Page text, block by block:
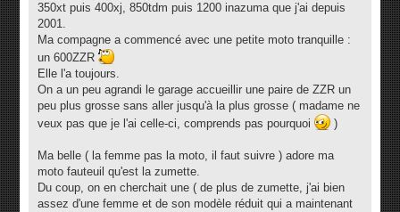
350xt puis 400xj, 850tdm puis 1200 inazuma que j'ai depuis
2001.
Ma compagne a commencé avec une petite moto tranquille :
un 600ZZR
Elle l'a toujours.
On a un peu agrandi le garage accueillir une paire de ZZR un
peu plus grosse sans aller jusqu'à la plus grosse ( madame ne
veux pas que je l'ai celle-ci, comprends pas pourquoi
)
Ma belle ( la femme pas la moto, il faut suivre ) adore ma
moto fauteuil qu'est la zumette.
Du coup, on en cherchait une ( de plus de zumette, j'ai bien
assez d'une femme et de son modèle réduit qui a maintenant